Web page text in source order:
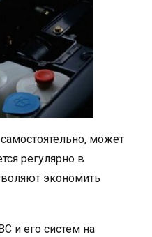
может
регулярно в
экономить
и его систем на